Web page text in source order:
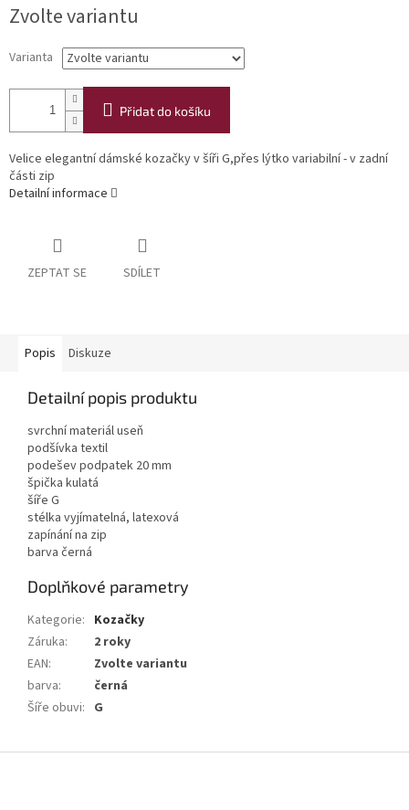
cena:
Zvolte variantu
Varianta
Přidat do košíku
Velice elegantní dámské kozačky v šíři G,přes lýtko variabilní - v zadní
části zip
Detailní informace
ZEPTAT SE SDÍLET
Popis Diskuze
Detailní popis produktu
svrchní materiál useň
podšívka textil
podešev podpatek 20 mm
špička kulatá
šíře G
stélka vyjímatelná, latexová
zapínání na zip
barva černá
Doplňkové parametry
Kategorie: Kozačky
Záruka:
2 roky
EAN:
Zvolte variantu
barva:
černá
Šíře obuvi: G